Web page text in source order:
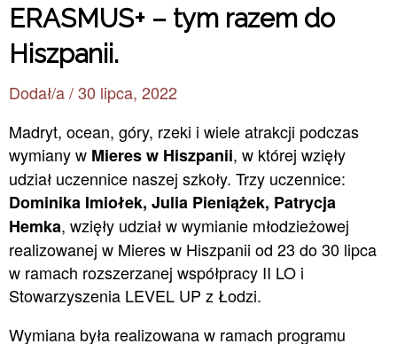
ERASMUS+ – tym razem do
Hiszpanii.
Dodał/a /30 lipca, 2022
Madryt, ocean, góry, rzeki i wiele atrakcji podczas
wymiany w Mieres w Hiszpanii, w której wzięły
udział uczennice naszej szkoły. Trzy uczennice:
Dominika Imiołek, Julia Pieniążek, Patrycja
Hemka, wzięły udział w wymianie młodzieżowej
realizowanej w Mieres w Hiszpanii od 23 do 30 lipca
w ramach rozszerzanej współpracy II LO i
Stowarzyszenia LEVEL UP z Łodzi.
Wymiana była realizowana w ramach programu